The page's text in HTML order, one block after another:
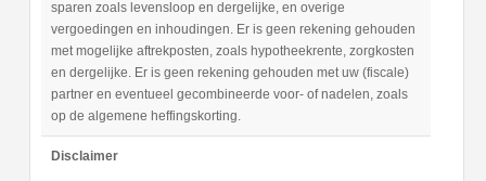
sparen zoals levensloop en dergelijke, en overige
vergoedingen en inhoudingen. Er is geen rekening gehouden
met mogelijke aftrekposten, zoals hypotheekrente, zorgkosten
en dergelijke. Er is geen rekening gehouden met uw (fiscale)
partner en eventueel gecombineerde voor- of nadelen, zoals
op de algemene heffingskorting.
Disclaimer